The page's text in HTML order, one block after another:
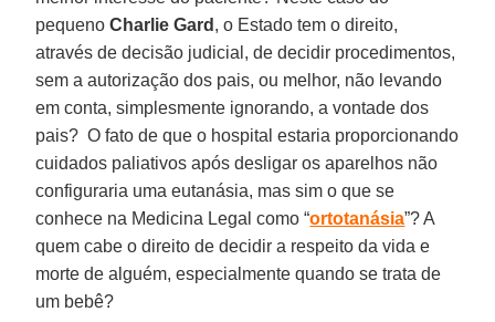
pequenoCharlie Gard , o Estado tem o direito,
através de decisão judicial, de decidir procedimentos,
sem a autorização dos pais, ou melhor, não levando
em conta, simplesmente ignorando, a vontade dos
pais? O fato de que o hospital estaria proporcionando
cuidados paliativos após desligar os aparelhos não
configuraria uma eutanásia, mas sim o que se
conhece na Medicina Legal como “ortotanásia”? A
quem cabe o direito de decidir a respeito da vida e
morte de alguém, especialmente quando se trata de
um bebê?